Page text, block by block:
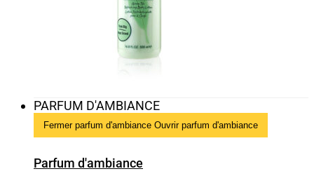
PARFUM D'AMBIANCE
Fermer parfum d'ambiance Ouvrir parfum d'ambiance
Parfum d'ambiance